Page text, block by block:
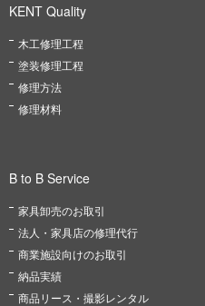
KENT Quality
木工修理工程
塗装修理工程
修理方法
修理材料
B to B Service
家具卸売のお取引
法人・家具店の修理代行
商業施設向けのお取引
納品実績
商品リース・撮影レンタル